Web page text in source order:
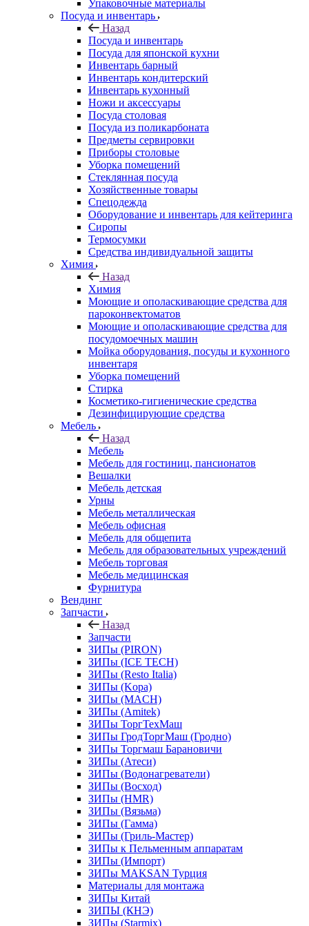
Упаковочные материалы
Посуда и инвентарь
Назад
Посуда и инвентарь
Посуда для японской кухни
Инвентарь барный
Инвентарь кондитерский
Инвентарь кухонный
Ножи и аксессуары
Посуда столовая
Посуда из поликарбоната
Предметы сервировки
Приборы столовые
Уборка помещений
Стеклянная посуда
Хозяйственные товары
Спецодежда
Оборудование и инвентарь для кейтеринга
Сиропы
Термосумки
Средства индивидуальной защиты
Химия
Назад
Химия
Моющие и ополаскивающие средства для
пароконвектоматов
Моющие и ополаскивающие средства для
посудомоечных машин
Мойка оборудования, посуды и кухонного
инвентаря
Уборка помещений
Стирка
Косметико-гигиенические средства
Дезинфицирующие средства
Мебель
Назад
Мебель
Мебель для гостиниц, пансионатов
Вешалки
Мебель детская
Урны
Мебель металлическая
Мебель офисная
Мебель для общепита
Мебель для образовательных учреждений
Мебель торговая
Мебель медицинская
Фурнитура
Вендинг
Запчасти
Назад
Запчасти
ЗИПы (PIRON)
ЗИПы (ICE TECH)
ЗИПы (Resto Italia)
ЗИПы (Kopa)
ЗИПы (MACH)
ЗИПы (Amitek)
ЗИПы ТоргТехМаш
ЗИПы ГродТоргМаш (Гродно)
ЗИПы Торгмаш Барановичи
ЗИПы (Атеси)
ЗИПы (Водонагреватели)
ЗИПы (Восход)
ЗИПы (HMR)
ЗИПы (Вязьма)
ЗИПы (Гамма)
ЗИПы (Гриль-Мастер)
ЗИПы к Пельменным аппаратам
ЗИПы (Импорт)
ЗИПы MAKSAN Турция
Материалы для монтажа
ЗИПы Китай
ЗИПЫ (КНЭ)
ЗИПы (Starmix)